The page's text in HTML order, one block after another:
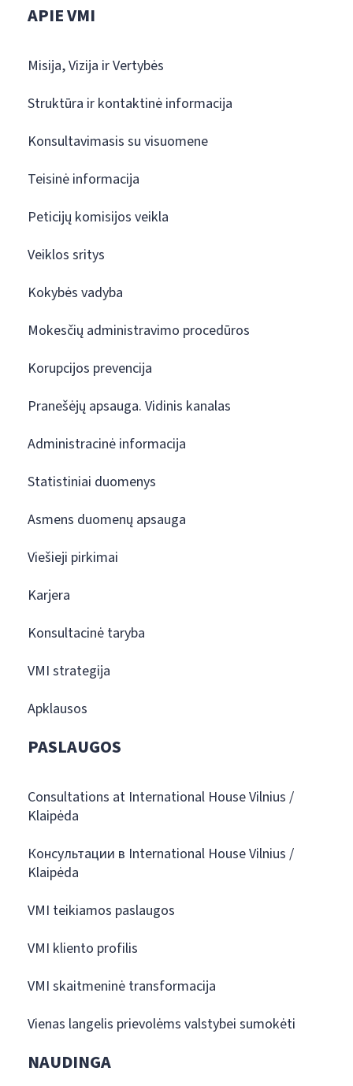
APIE VMI
Misija, Vizija ir Vertybės
Struktūra ir kontaktinė informacija
Konsultavimasis su visuomene
Teisinė informacija
Peticijų komisijos veikla
Veiklos sritys
Kokybės vadyba
Mokesčių administravimo procedūros
Korupcijos prevencija
Pranešėjų apsauga. Vidinis kanalas
Administracinė informacija
Statistiniai duomenys
Asmens duomenų apsauga
Viešieji pirkimai
Karjera
Konsultacinė taryba
VMI strategija
Apklausos
PASLAUGOS
Consultations at International House Vilnius /
Klaipėda
Консультации в International House Vilnius /
Klaipėda
VMI teikiamos paslaugos
VMI kliento profilis
VMI skaitmeninė transformacija
Vienas langelis prievolėms valstybei sumokėti
NAUDINGA